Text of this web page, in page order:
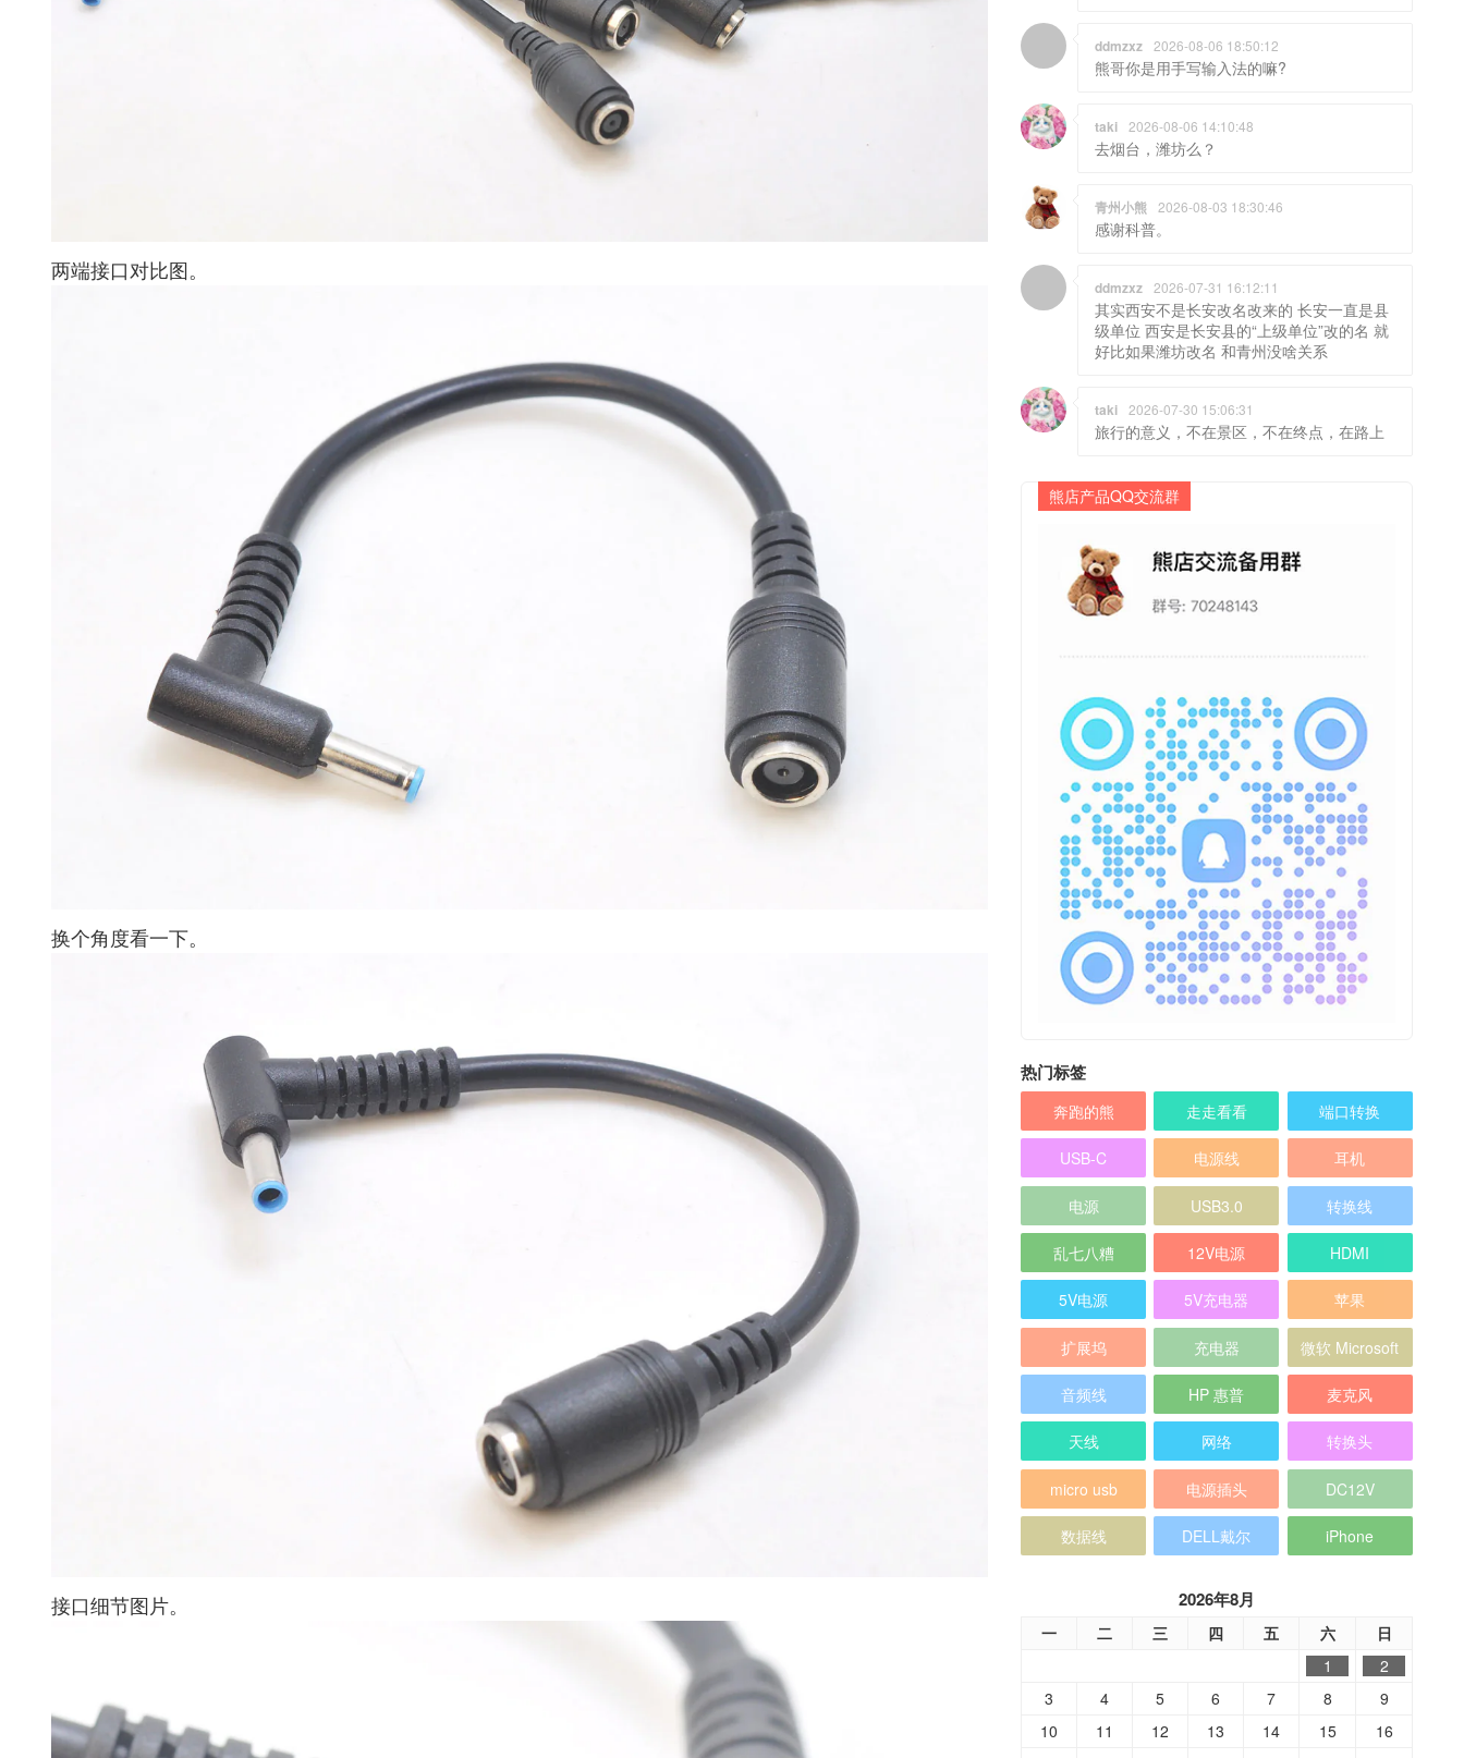
两端接口对比图。
换个角度看一下。
接口细节图片。
ddmzxz 2026-08-06 18:50:12
熊哥你是用手写输入法的嘛?
taki 2026-08-06 14:10:48
去烟台，潍坊么？
青州小熊 2026-08-03 18:30:46
感谢科普。
ddmzxz 2026-07-31 16:12:11
其实西安不是长安改名改来的 长安一直是县
级单位 西安是长安县的“上级单位”改的名 就
好比如果潍坊改名 和青州没啥关系
taki 2026-07-30 15:06:31
旅行的意义，不在景区，不在终点，在路上
熊店产品QQ交流群
热门标签
奔跑的熊 走走看看 端口转换
USB-C 电源线 耳机
电源 USB3.0 转换线
乱七八糟 12V电源 HDMI
5V电源 5V充电器 苹果
扩展坞 充电器 微软 Microsoft
音频线 HP 惠普 麦克风
天线 网络 转换头
micro usb 电源插头 DC12V
数据线 DELL戴尔 iPhone
2026年8月
一 二 三 四 五 六
日
1
2
3
4 5 6 7 8
9
10
11 12 13 14 15
16